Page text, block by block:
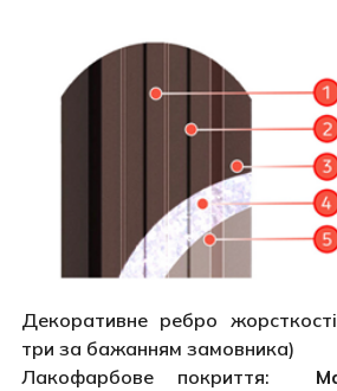
Декоративне ребро
три за бажанням замовника)
Лакофарбове покриття: